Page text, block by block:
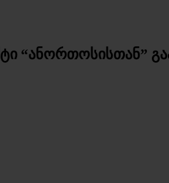
“ანორთოსისთან”